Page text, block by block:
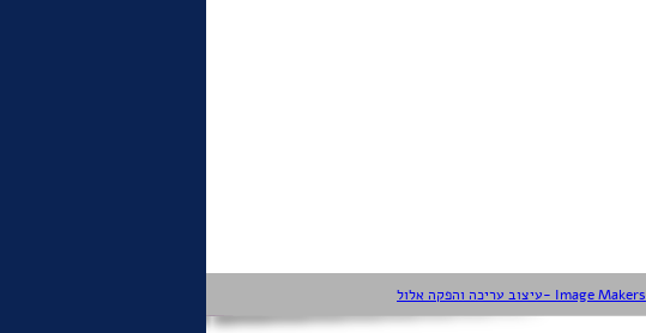
עיצוב עריכה והפקה אלול- Image Makers